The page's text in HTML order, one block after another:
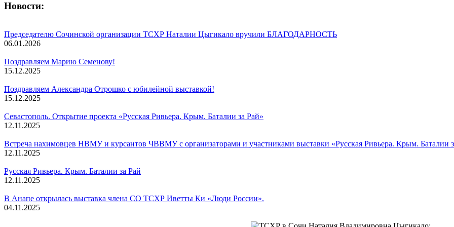
Новости:
Председателю Сочинской организации ТСХР Наталии Цыгикало вручили БЛАГОДАРНОСТЬ
06.01.2026
Поздравляем Марию Семенову!
15.12.2025
Поздравляем Александра Отрошко с юбилейной выставкой!
15.12.2025
Севастополь. Открытие проекта «Русская Ривьера. Крым. Баталии за Рай»
12.11.2025
Встреча нахимовцев НВМУ и курсантов ЧВВМУ с организаторами и участниками выставки «Русская Ривьера. Крым. Баталии
12.11.2025
Русская Ривьера. Крым. Баталии за Рай
12.11.2025
В Анапе открылась выставка члена СО ТСХР Иветты Ки «Люди России».
04.11.2025